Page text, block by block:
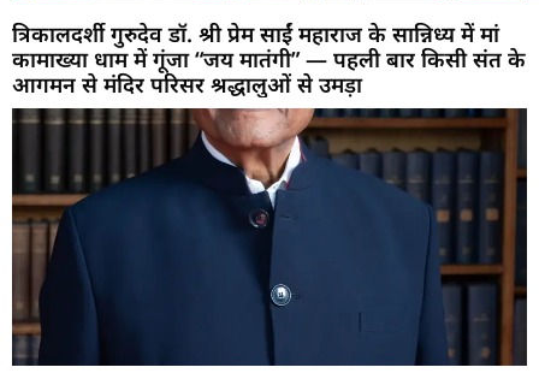
त्रिकालदर्शी गुरुदेव डॉ. श्री प्रेम साईं महाराज के सान्निध्य में मां
कामाख्या धाम में गूंजा “जय मातंगी” — पहली बार किसी संत के
आगमन से मंदिर परिसर श्रद्धालुओं से उमड़ा